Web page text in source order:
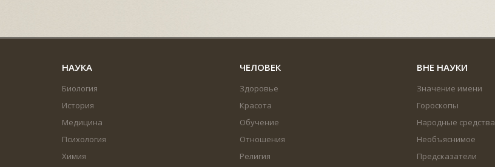
НАУКА
Биология
История
Медицина
Психология
Химия
ЧЕЛОВЕК
Здоровье
Красота
Обучение
Отношения
Религия
ВНЕ НАУКИ
Значение имени
Гороскопы
Народные средства
Необъяснимое
Предсказатели